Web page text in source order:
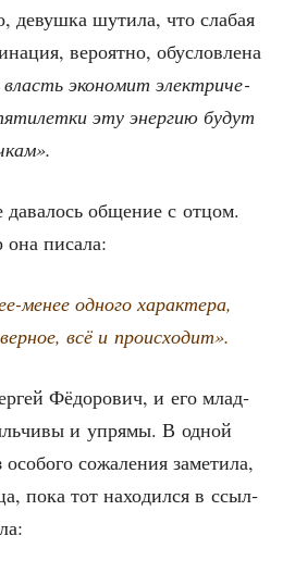
девуш­ка шути­ла, что сла­бая
веро­ят­но, обу­слов­ле­на
власть эко­но­мит элек­три­че­
эту энер­гию будут
обще­ние с отцом.
она писала:
менее одно­го харак­те­ра,
всё и происходит».
Фёдо­ро­вич, и его млад­
и упря­мы. В одной
сожа­ле­ния заме­ти­ла,
пока тот нахо­дил­ся в ссыл­